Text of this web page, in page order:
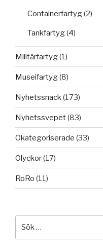
Containerfartyg(2)
Tankfartyg(4)
Militärfartyg(1)
Museifartyg(8)
Nyhetssnack (173)
Nyhetssvepet(83)
Okategoriserade (33)
Olyckor(17)
RoRo (11)